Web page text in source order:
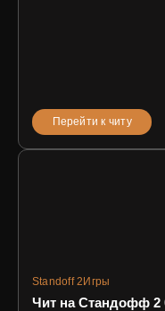
Перейти к читу
Standoff 2 Игры
Чит на Стандофф 2